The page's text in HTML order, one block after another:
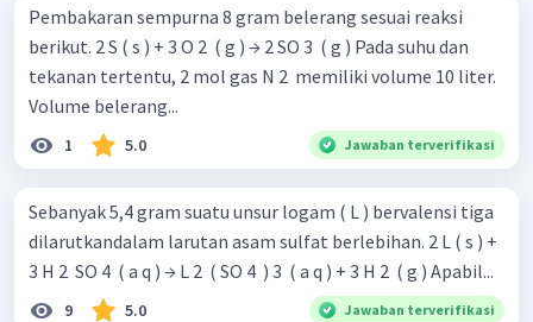
Pembakaran sempurna 8 gram belerang sesuai reaksi
berikut. 2 S ( s ) + 3 O 2 ​ ( g ) → 2 SO 3 ​ ( g ) Pada suhu dan
tekanan tertentu, 2 mol gas N 2 ​ memiliki volume 10 liter.
Volume belerang...
1 5.0 Jawaban terverifikasi
Sebanyak 5,4 gram suatu unsur logam ( L ) bervalensi tiga
dilarutkandalam larutan asam sulfat berlebihan. 2 L ( s ) +
3 H 2 ​ SO 4 ​ ( a q ) → L 2 ​ ( SO 4 ​ ) 3 ​ ( a q ) + 3 H 2 ​ ( g ) Apabil...
9 5.0 Jawaban terverifikasi